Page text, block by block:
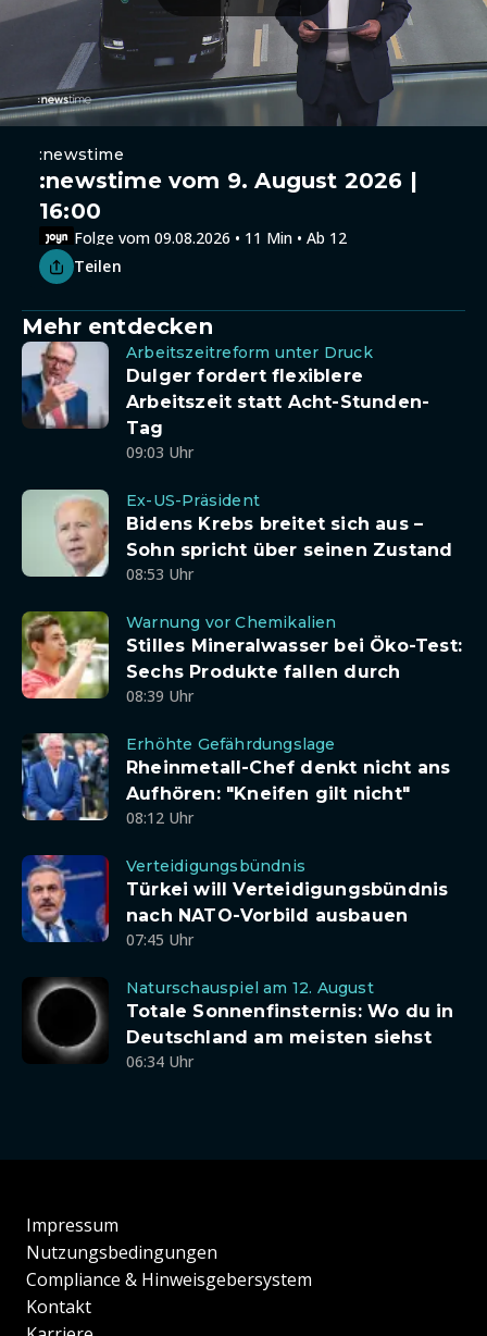
:newstime
:newstime vom 9. August 2026 |
16:00
Folge vom 09.08.2026 • 11 Min • Ab 12
Teilen
Mehr entdecken
Arbeitszeitreform unter Druck
Dulger fordert flexiblere
Arbeitszeit statt Acht-Stunden-
Tag
09:03 Uhr
Ex-US-Präsident
Bidens Krebs breitet sich aus –
Sohn spricht über seinen Zustand
08:53 Uhr
Warnung vor Chemikalien
Stilles Mineralwasser bei Öko-Test:
Sechs Produkte fallen durch
08:39 Uhr
Erhöhte Gefährdungslage
Rheinmetall-Chef denkt nicht ans
Aufhören: "Kneifen gilt nicht"
08:12 Uhr
Verteidigungsbündnis
Türkei will Verteidigungsbündnis
nach NATO-Vorbild ausbauen
07:45 Uhr
Naturschauspiel am 12. August
Totale Sonnenfinsternis: Wo du in
Deutschland am meisten siehst
06:34 Uhr
Impressum
Nutzungsbedingungen
Compliance & Hinweisgebersystem
Kontakt